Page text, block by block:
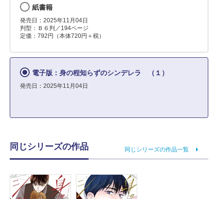
紙書籍
発売日：2025年11月04日
判型：Ｂ６判／194ページ
定価：792円（本体720円＋税）
電子版：身の程知らずのシンデレラ （１）
発売日：2025年11月04日
同じシリーズの作品 同じシリーズの作品一覧